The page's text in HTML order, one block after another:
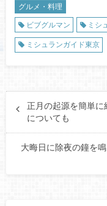
グルメ・料理
ビブグルマン
ミシ
ミシュランガイド東京
正月の起源を簡単
についても
大晦日に除夜の鐘を